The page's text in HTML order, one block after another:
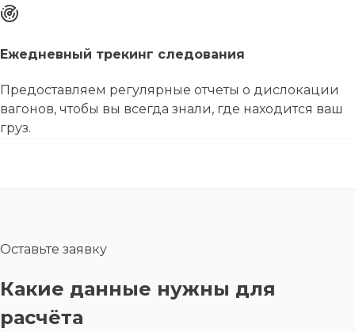
Ежедневный трекинг следования
Предоставляем регулярные отчеты о дислокации
вагонов, чтобы вы всегда знали, где находится ваш
груз.
Оставьте заявку
Какие данные нужны для
расчёта